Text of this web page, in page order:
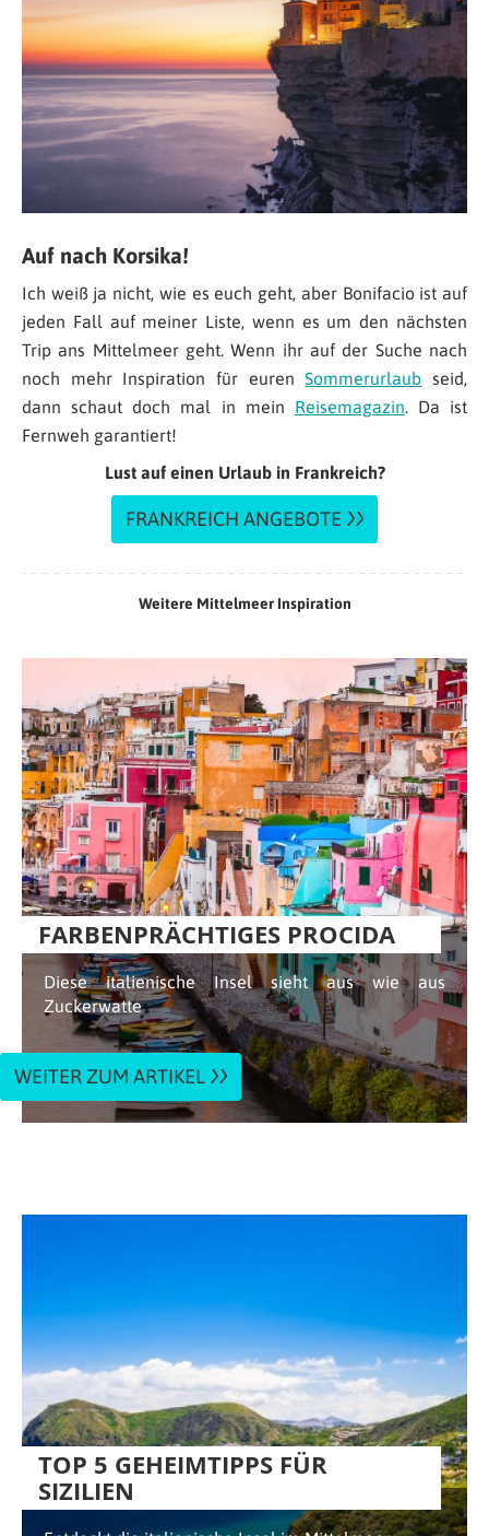
Auf nach Korsika!
Ich weiß ja nicht, wie es euch geht, aber Bonifacio ist auf
jeden Fall auf meiner Liste, wenn es um den nächsten
Trip ans Mittelmeer geht. Wenn ihr auf der Suche nach
noch mehr Inspiration für eurenSommerurlaub seid,
dann schaut doch mal in mein Reisemagazin. Da ist
Fernweh garantiert!
Lust auf einen Urlaub in Frankreich?
FRANKREICH ANGEBOTE
Weitere Mittelmeer Inspiration
FARBENPRÄCHTIGES PROCIDA
Diese italienische Insel sieht aus wie aus
Zuckerwatte
WEITER ZUM ARTIKEL
TOP 5 GEHEIMTIPPS FÜR
SIZILIEN